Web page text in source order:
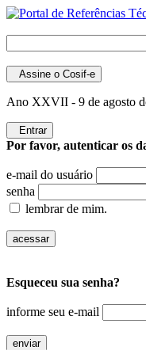
Assine o Cosif-e
Ano XXVII - 9 de agosto
Entrar
Por favor, autenticar os
e-mail do usuário
senha
lembrar de mim.
Esqueceu sua senha?
informe seu e-mail